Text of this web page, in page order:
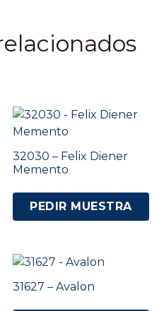
32030 – Felix Diener
Memento
PEDIR MUESTRA
31627 – Avalon